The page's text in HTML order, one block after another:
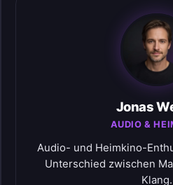
Jonas
AUDIO &
Audio- und Heimkino-
Unterschied zwischen
Klang.